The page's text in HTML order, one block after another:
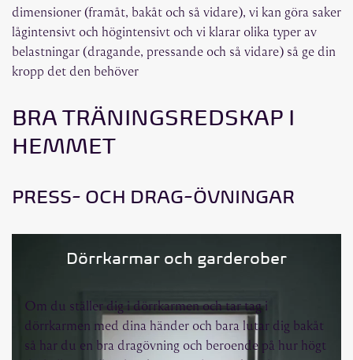
dimensioner (framåt, bakåt och så vidare), vi kan göra saker
lågintensivt och högintensivt och vi klarar olika typer av
belastningar (dragande, pressande och så vidare) så ge din
kropp det den behöver
BRA TRÄNINGSREDSKAP I
HEMMET
PRESS- OCH DRAG-ÖVNINGAR
Dörrkarmar och garderober
Om du ställer dig i dörrkarmen och tar tag i
dörrkarmen med dina händer och bara lutar dig bakåt
så har du en bra dragövning och beroende på hur högt